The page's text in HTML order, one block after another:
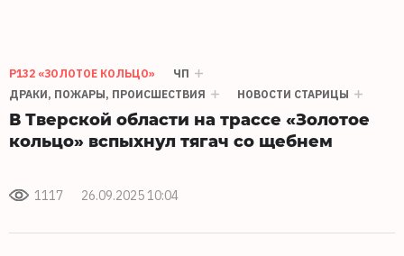
Р132 «ЗОЛОТОЕ КОЛЬЦО»
ЧП
ДРАКИ, ПОЖАРЫ, ПРОИСШЕСТВИЯ
НОВОСТИ СТАРИЦЫ
В Тверской области на трассе «Золотое
кольцо» вспыхнул тягач со щебнем
1117 26.09.2025 10:04